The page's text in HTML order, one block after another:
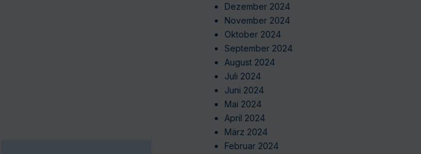
Dezember 2024
November 2024
Oktober 2024
September 2024
August 2024
Juli 2024
Juni 2024
Mai 2024
April 2024
März 2024
Februar 2024